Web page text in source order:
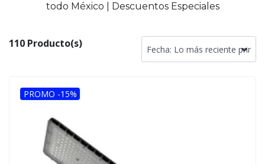
todo México | Descuentos Especiales
110 Producto(s)
PROMO -15%